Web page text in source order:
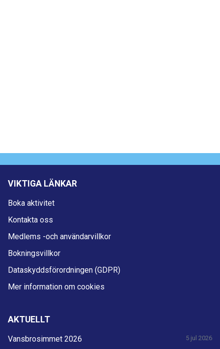
VIKTIGA LÄNKAR
Boka aktivitet
Kontakta oss
Medlems -och användarvillkor
Bokningsvillkor
Dataskyddsförordningen (GDPR)
Mer information om cookies
AKTUELLT
Vansbrosimmet 2026 5 jul 2026